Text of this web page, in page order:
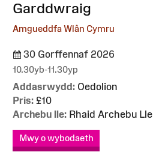
Garddwraig
Amgueddfa Wlân Cymru
30 Gorffennaf 2026
10.30yb-11.30yp
Addasrwydd: Oedolion
Pris: £10
Archebu lle: Rhaid Archebu Lle
Mwy o wybodaeth